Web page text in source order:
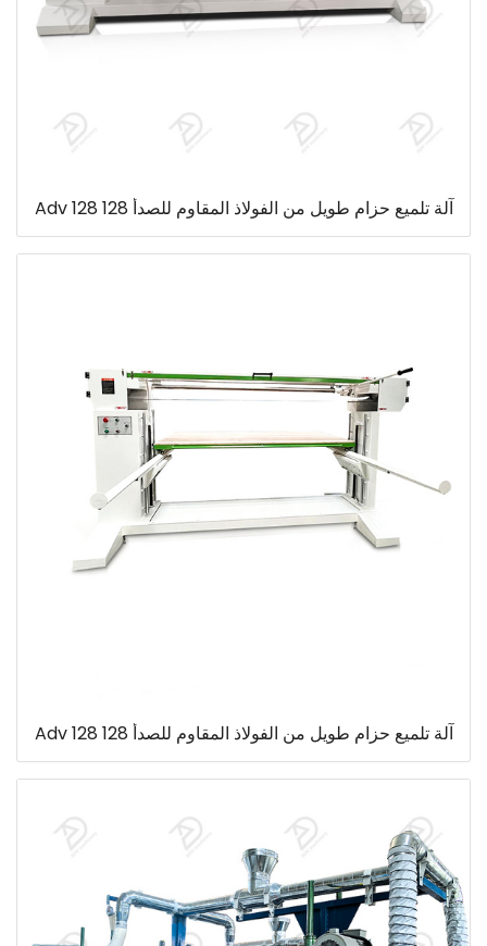
آلة تلميع حزام طويل من الفولاذ المقاوم للصدأ 128 Adv 128
آلة تلميع حزام طويل من الفولاذ المقاوم للصدأ 128 Adv 128